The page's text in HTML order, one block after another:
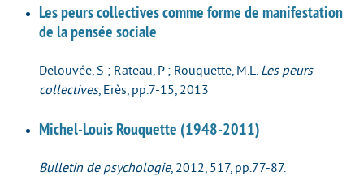
Les peurs collectives comme forme de manifestation
de la pensée sociale
Delouvée, S ; Rateau, P ; Rouquette, M.L. Les peurs
collectives, Erès, pp.7-15, 2013
Michel-Louis Rouquette (1948-2011)
Bulletin de psychologie, 2012, 517, pp.77-87.